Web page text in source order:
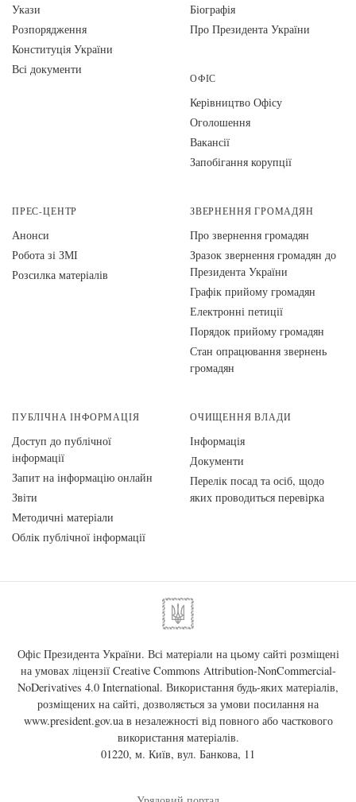
Укази
Розпорядження
Конституція України
Всі документи
Біографія
Про Президента України
ОФІС
Керівництво Офісу
Оголошення
Вакансії
Запобігання корупції
ПРЕС-ЦЕНТР
Анонси
Робота зі ЗМІ
Розсилка матеріалів
ЗВЕРНЕННЯ ГРОМАДЯН
Про звернення громадян
Зразок звернення громадян до
Президента України
Графік прийому громадян
Електронні петиції
Порядок прийому громадян
Стан опрацювання звернень
громадян
ПУБЛІЧНА ІНФОРМАЦІЯ
Доступ до публічної
інформації
Запит на інформацію онлайн
Звіти
Методичні матеріали
Облік публічної інформації
ОЧИЩЕННЯ ВЛАДИ
Інформація
Документи
Перелік посад та осіб, щодо
яких проводиться перевірка
Офіс Президента України. Всі матеріали на цьому сайті розміщені
на умовах ліцензії Creative Commons Attribution-NonCommercial-
NoDerivatives 4.0 International. Використання будь-яких матеріалів,
розміщених на сайті, дозволяється за умови посилання на
www.president.gov.uaв незалежності від повного або часткового
використання матеріалів.
01220, м. Київ, вул. Банкова, 11